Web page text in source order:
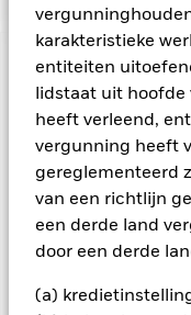
karakteristieke
entiteiten
lidstaat uit
heeft verleend,
vergunning heeft
gereglementeerd
van een richtlijn
een derde land
door een derde
(a)
BELANGRIJKE
het rendement van
zijn niet
oorspronkelijke inleg.
Het beleggingsrisico
sectoren, landen,
Fonds gevoeliger is
De waarde van
effecten wordt
op de